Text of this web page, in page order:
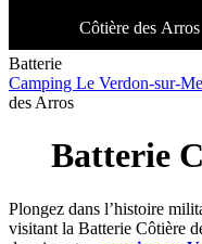
Côtière des Arros
Batterie
Camping Le Verdon-sur-
des Arros
Batterie
Plongez dans l’histoire
visitant la Batterie Côtière